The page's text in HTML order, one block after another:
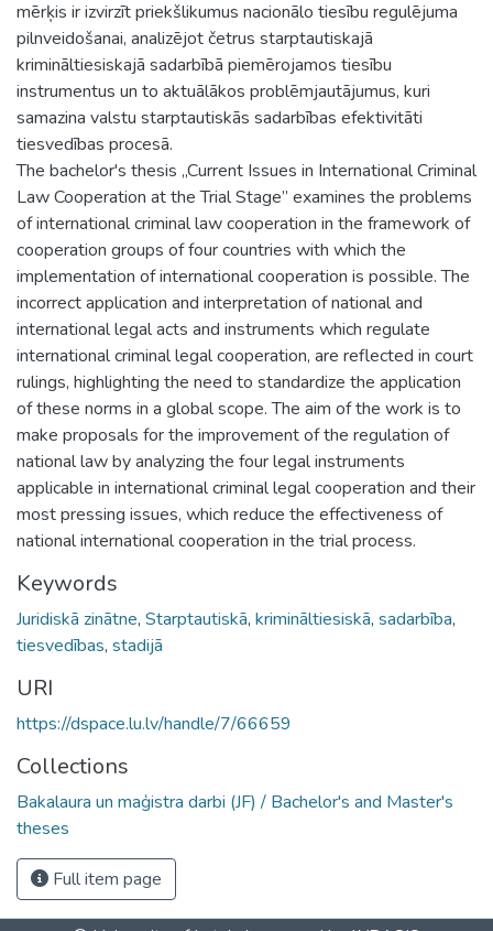
mērķis ir izvirzīt priekšlikumus nacionālo tiesību regulējuma
pilnveidošanai, analizējot četrus starptautiskajā
krimināltiesiskajā sadarbībā piemērojamos tiesību
instrumentus un to aktuālākos problēmjautājumus, kuri
samazina valstu starptautiskās sadarbības efektivitāti
tiesvedības procesā.
The bachelor's thesis „Current Issues in International Criminal
Law Cooperation at the Trial Stage” examines the problems
of international criminal law cooperation in the framework of
cooperation groups of four countries with which the
implementation of international cooperation is possible. The
incorrect application and interpretation of national and
international legal acts and instruments which regulate
international criminal legal cooperation, are reflected in court
rulings, highlighting the need to standardize the application
of these norms in a global scope. The aim of the work is to
make proposals for the improvement of the regulation of
national law by analyzing the four legal instruments
applicable in international criminal legal cooperation and their
most pressing issues, which reduce the effectiveness of
national international cooperation in the trial process.
Keywords
Juridiskā zinātne, Starptautiskā, krimināltiesiskā, sadarbība,
tiesvedības, stadijā
URI
https://dspace.lu.lv/handle/7/66659
Collections
Bakalaura un maģistra darbi (JF) / Bachelor's and Master's
theses
Full item page